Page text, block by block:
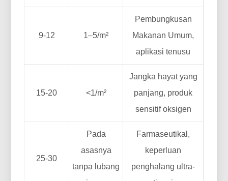
9-12 1–5/m²
Pembungkusan
Makanan Umum,
aplikasi tenusu
15-20 <1/m²
Jangka hayat yang
panjang, produk
sensitif oksigen
25-30
Pada
asasnya
tanpa lubang
Farmaseutikal,
keperluan
penghalang ultra-